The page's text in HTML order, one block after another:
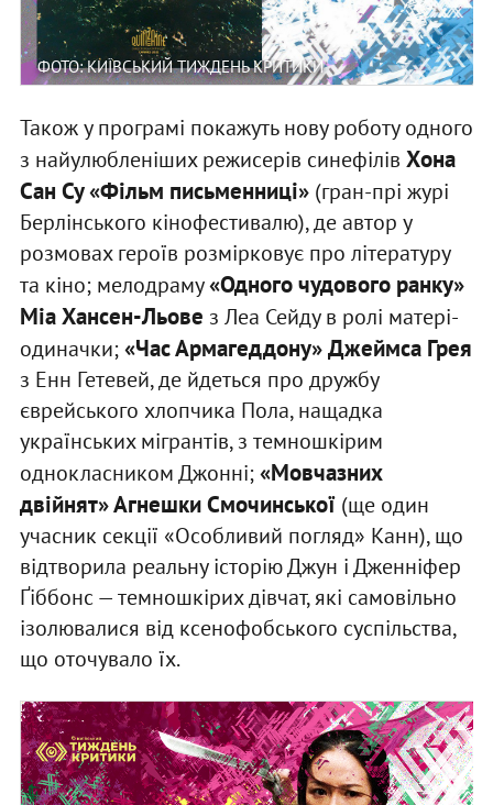
ФОТО: КИЇВСЬКИЙ ТИЖДЕНЬ КРИТИКИ
Також у програмі покажуть нову роботу одного
з найулюбленіших режисерів синефілів Хона
Сан Су «Фільм письменниці»(гран-прі журі
Берлінського кінофестивалю), де автор у
розмовах героїв розмірковує про літературу
та кіно; мелодраму«Одного чудового ранку»
Міа Хансен-Льове з Леа Сейду в ролі матері-
одиначки;«Час Армагеддону» Джеймса Грея
з Енн Гетевей, де йдеться про дружбу
єврейського хлопчика Пола, нащадка
українських мігрантів, з темношкірим
однокласником Джонні;«Мовчазних
двійнят» Агнешки Смочинської(ще один
учасник секції «Особливий погляд» Канн), що
відтворила реальну історію Джун і Дженніфер
Ґіббонс — темношкірих дівчат, які самовільно
ізолювалися від ксенофобського суспільства,
що оточувало їх.